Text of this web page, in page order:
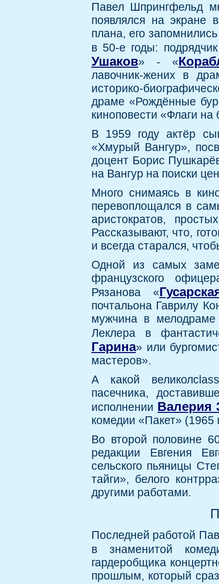
Павел Шпрингфельд
появлялся на экране
плана, его
в 50-е годы:
Ушаков» - «
лавочник-жених в
историко-
драме «Рождённые
киноповести «Флаги на
В 1959 году актёр
«Хмурый Вангур»,
доцент Борис
на Вангур на поиски
Много снимаясь в
перевоплощался в
аристократов,
Рассказывают, что,
и всегда старался,
Одной из самых
французского
Рязанова «
почтальона Гаврилу
мужчина в мелодраме
Леклера в
Гарина» или
мастеров».
А какой
пасечника,
исполнении Валерия
комедии «Пакет» (1965
Во второй половине
редакции Евгения
сельского пьяницы
тайги», белого
другими работами.
Последней работой
в знаменитой
гардеробщика
прошлым, который